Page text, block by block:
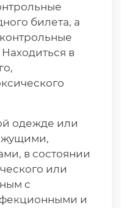
билета, а
в
одежде или
в состоянии
или
с
и